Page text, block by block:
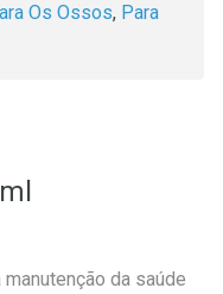
Os Ossos, Para
da saúde